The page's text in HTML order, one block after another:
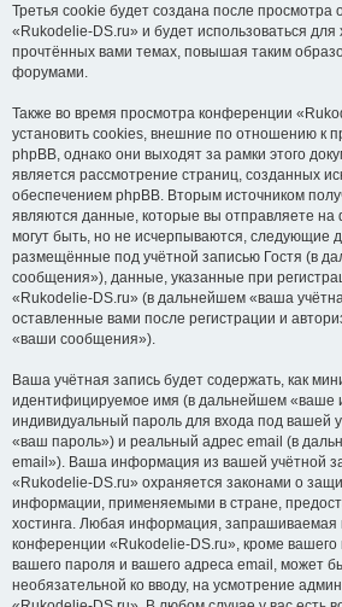
Третья cookie будет создана после
«Rukodelie-DS.ru» и будет использоваться
прочтённых вами темах, повышая таким
форумами.
Также во время просмотра конференции
установить cookies, внешние по отношению к
phpBB, однако они выходят за рамки этого
является рассмотрение страниц, созданных
обеспечением phpBB. Вторым источником
являются данные, которые вы отправляете
могут быть, но не исчерпываются, следующие
размещённые под учётной записью Гостя (в
сообщения»), данные, указанные при
«Rukodelie-DS.ru» (в дальнейшем «ваша
оставленные вами после регистрации и
«ваши сообщения»).
Ваша учётная запись будет содержать, как
идентифицируемое имя (в дальнейшем «ваше
индивидуальный пароль для входа под вашей
«ваш пароль») и реальный адрес email (в
email»). Ваша информация из вашей учётной
«Rukodelie-DS.ru» охраняется законами о
информации, применяемыми в стране,
хостинга. Любая информация, запрашиваемая
конференции «Rukodelie-DS.ru», кроме вашего
вашего пароля и вашего адреса email, может
необязательной ко вводу, на усмотрение